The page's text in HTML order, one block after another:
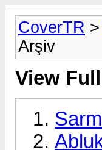
CoverTR >
Arşiv
View